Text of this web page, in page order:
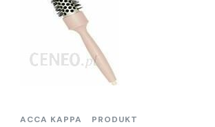
ACCA KAPPA PRODUKT